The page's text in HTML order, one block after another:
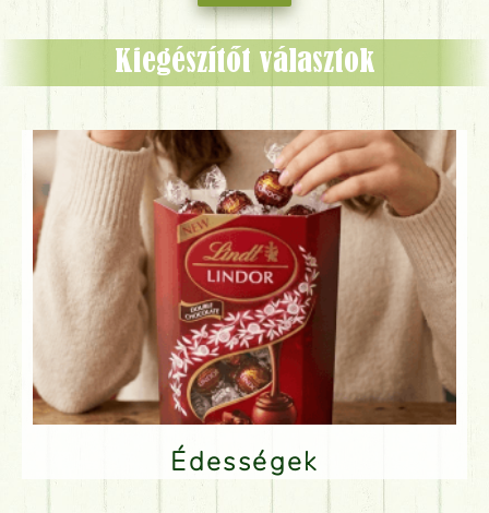
Kiegészítőt választok
Édességek